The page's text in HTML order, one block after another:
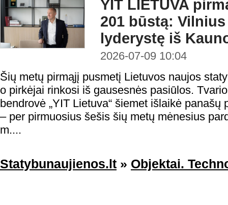
YIT LIETUVA
201 būstą:
lyderystę iš
2026-07-09 10:04
Šių metų pirmąjį pusmetį Lietuvos naujos
o pirkėjai rinkosi iš gausesnės pasiūlos.
bendrovė „YIT Lietuva“ šiemet išlaikė
– per pirmuosius šešis šių metų mėnesius
m....
Statybunaujienos.lt » Objektai.